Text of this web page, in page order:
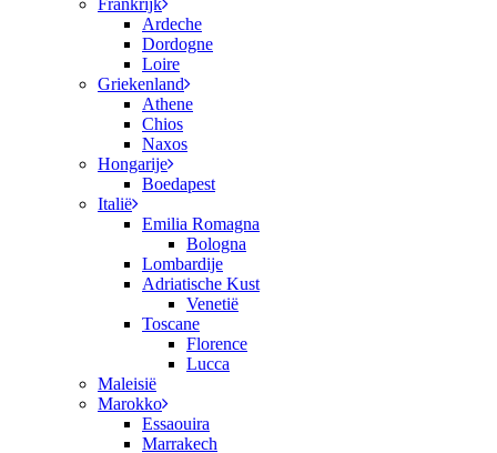
Frankrijk
Ardeche
Dordogne
Loire
Griekenland
Athene
Chios
Naxos
Hongarije
Boedapest
Italië
Emilia Romagna
Bologna
Lombardije
Adriatische Kust
Venetië
Toscane
Florence
Lucca
Maleisië
Marokko
Essaouira
Marrakech